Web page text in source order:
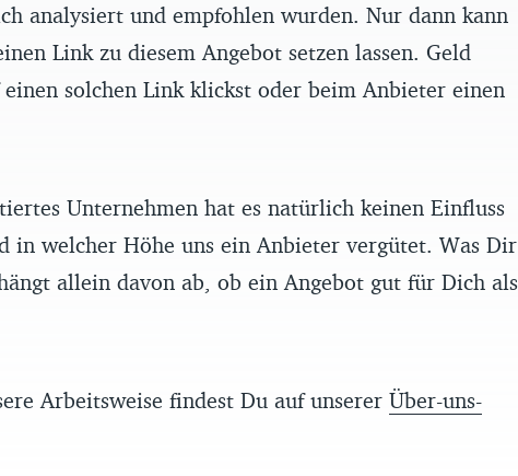
analysiert und empfohlen wurden. Nur dann kann
Link zu diesem Angebot setzen lassen. Geld
solchen Link klickst oder beim Anbieter einen
Unternehmen hat es natürlich keinen Einfluss
in welcher Höhe uns ein Anbieter vergütet. Was Dir
allein davon ab, ob ein Angebot gut für Dich als
Arbeitsweise findest Du auf unserer Über-uns-